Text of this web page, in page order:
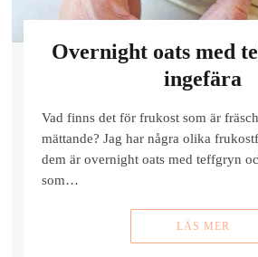
Overnight oats med
ingefära
Vad finns det för frukost som är
mättande? Jag har några olika
dem är overnight oats med teffgryn
som…
LÄS MER